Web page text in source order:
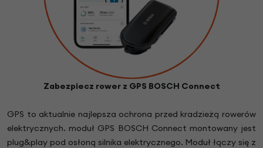
Zabezpiecz rower z GPS BOSCH Connect
GPS to aktualnie najlepsza ochrona przed kradzieżą rowerów
elektrycznych. moduł GPS BOSCH Connect montowany jest
plug&play pod osłoną silnika elektrycznego. Moduł łączy się z